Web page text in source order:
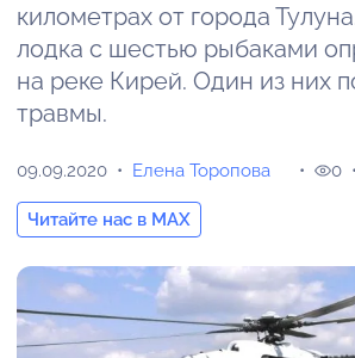
километрах от города
лодка с шестью рыбаками
на реке Кирей. Один из них
травмы.
09.09.2020 Елена Торопова
Читайте нас в MAX
0